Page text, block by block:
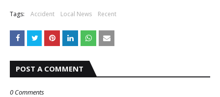
Tags: Accident Local News Recent
POST A COMMENT
0 Comments